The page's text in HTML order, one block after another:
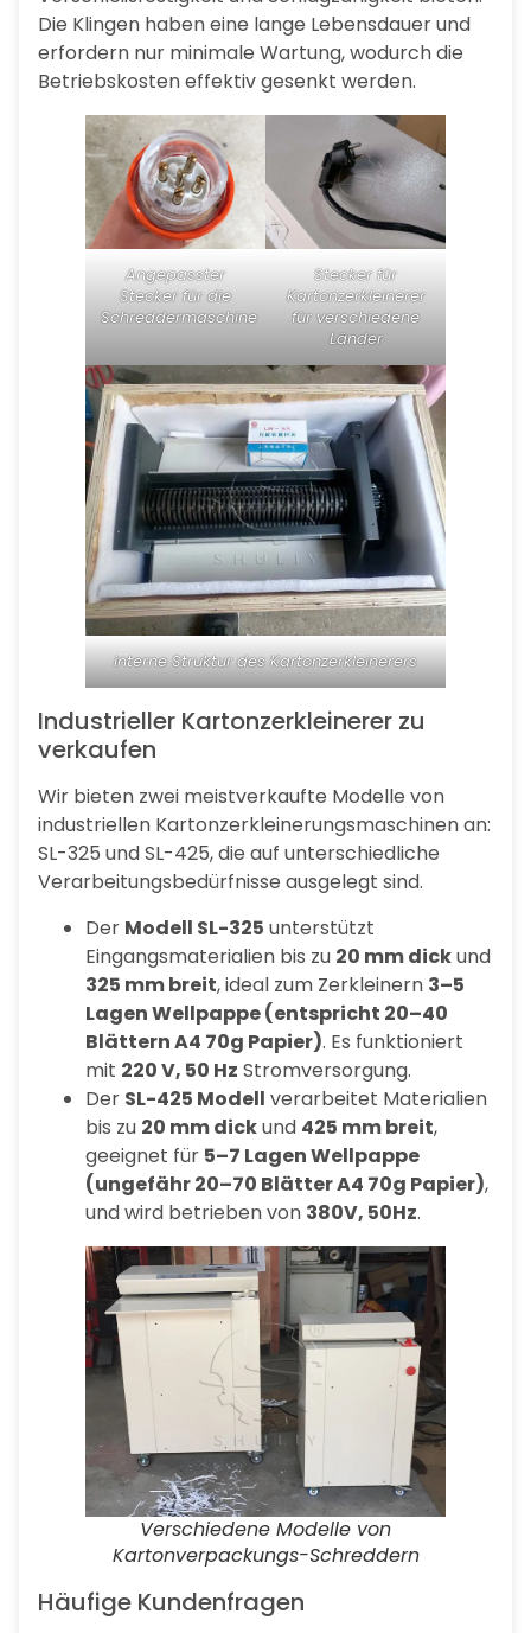
Die Klingen haben eine lange Lebensdauer und
erfordern nur minimale Wartung, wodurch die
Betriebskosten effektiv gesenkt werden.
Angepasster
Stecker für die
Schreddermaschine
Stecker für
Kartonzerkleinerer
für verschiedene
Länder
interne Struktur des Kartonzerkleinerers
Industrieller Kartonzerkleinerer zu
verkaufen
Wir bieten zwei meistverkaufte Modelle von
industriellen Kartonzerkleinerungsmaschinen an:
SL-325 und SL-425, die auf unterschiedliche
Verarbeitungsbedürfnisse ausgelegt sind.
Der Modell SL-325 unterstützt
Eingangsmaterialien bis zu 20 mm dickund
325 mm breit, ideal zum Zerkleinern 3–5
Lagen Wellpappe (entspricht 20–40
Blättern A4 70g Papier). Es funktioniert
mit 220 V, 50 Hz Stromversorgung.
Der SL-425 Modell verarbeitet Materialien
bis zu 20 mm dickund 425 mm breit,
geeignet für 5–7 Lagen Wellpappe
(ungefähr 20–70 Blätter A4 70g Papier),
und wird betrieben von 380V, 50Hz.
Verschiedene Modelle von
Kartonverpackungs-Schreddern
Häufige Kundenfragen